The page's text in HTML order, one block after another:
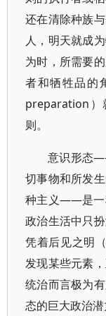
还在清除种族
人，明天就成
为时，所需要
者和牺牲品的
preparation）
则。
意识形态
切事物和所发
种主义——是一
政治生活中只
凭着后见之明
发现某些元素
统治而言极为
态的巨大政治潜